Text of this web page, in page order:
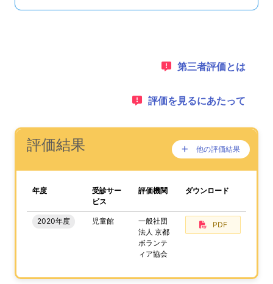
1：
第三者評価とは
2：
評価を見るにあたって
ナビゲーションリンクの読み上げは以上です。
次は事業所評価を公表するためのエリアです。
(タイトル)
評価結果
ここに過去の公表
他の評価結果
が、あります。
、この事業所の評価結果をPDFでダウンロードするこ
年度
受診サー
ビス
評価機関 ダウンロード
2020年度 児童館
一般社団
法人 京都
ボランテ
ィア協会
PDF